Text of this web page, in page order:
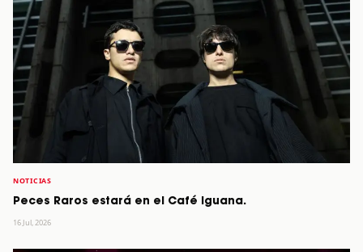
NOTICIAS
Peces Raros estará en el Café Iguana.
16 Jul, 2026